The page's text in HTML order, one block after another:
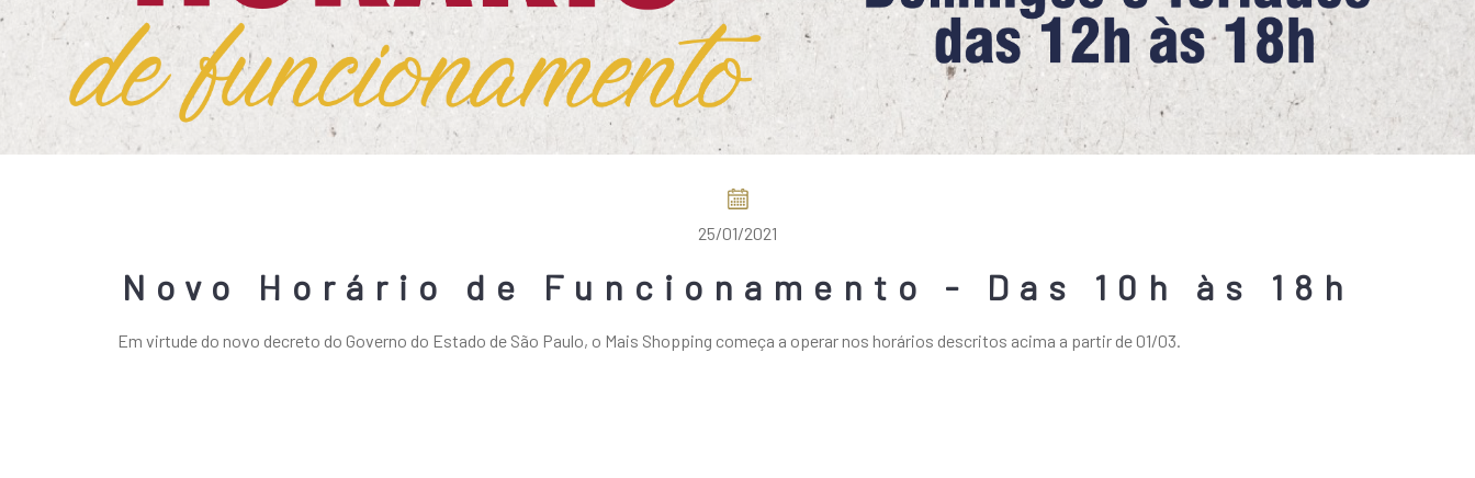
25/01/2021
Novo Horário de Funcionamento - Das 10h às 18h
Em virtude do novo decreto do Governo do Estado de São Paulo, o Mais Shopping começa a operar nos horários descritos acima a partir de 01/03.